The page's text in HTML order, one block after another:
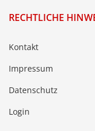
RECHTLICHE
Kontakt
Impressum
Datenschutz
Login